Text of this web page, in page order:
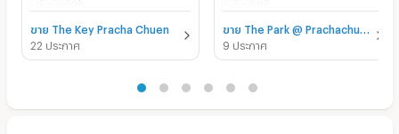
ขาย The Key Pracha Chuen
22 ประกาศ
ขาย The Park @ Prachachuen
9 ประกาศ